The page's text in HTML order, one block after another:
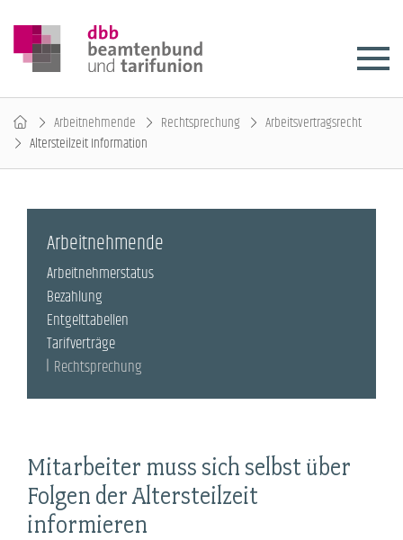
Arbeitnehmende Rechtsprechung
Arbeitsvertragsrecht
Altersteilzeit Information
Mitarbeiter muss sich selbst über
Folgen der Altersteilzeit
informieren
Arbeitnehmende
Arbeitnehmerstatus
Bezahlung
Entgelttabellen
Tarifverträge
Rechtsprechung